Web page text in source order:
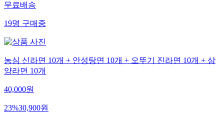
무료배송
19명구매중
농심 신라면 10개 + 안성탕면 10개 + 오뚜기 진라면 10개 + 삼
양라면 10개
40,000원
23%30,900원